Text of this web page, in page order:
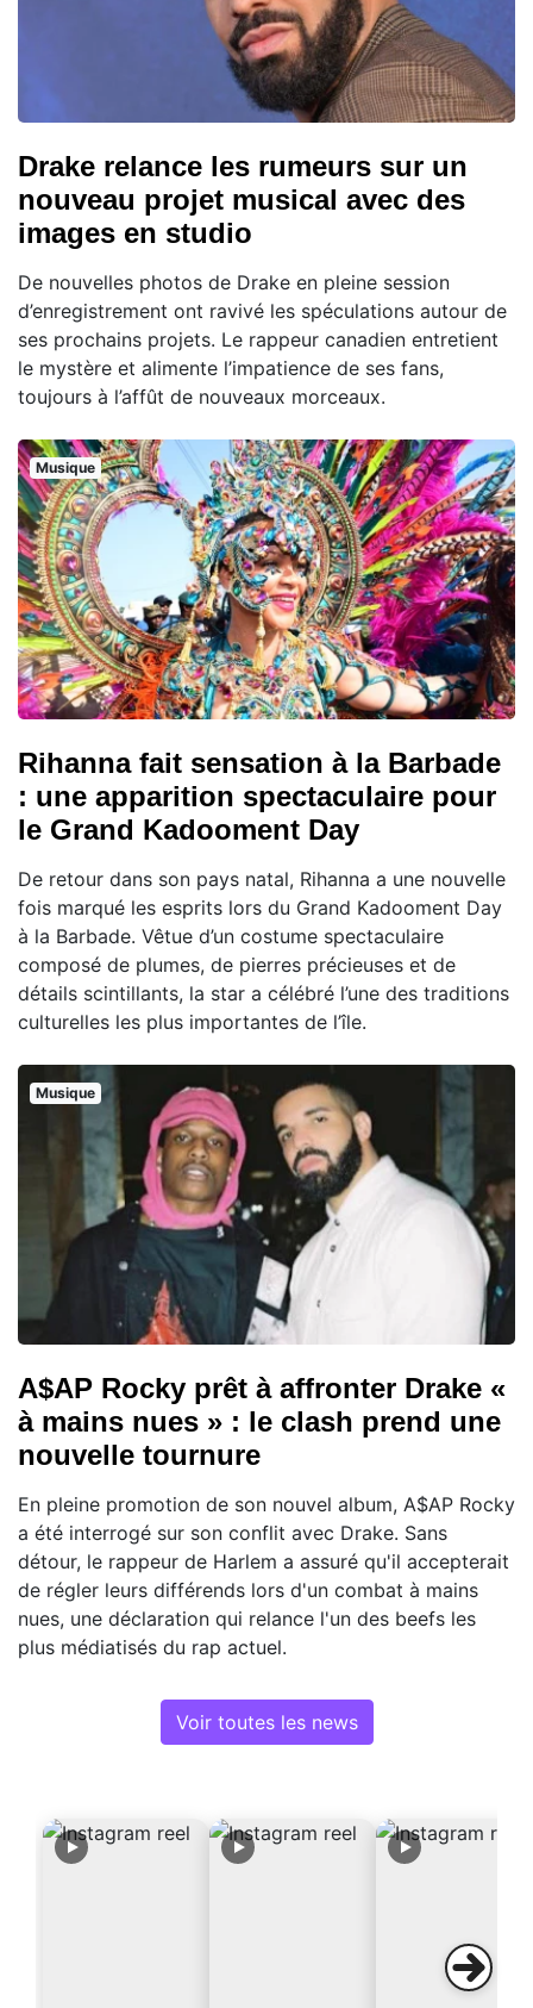
Drake relance les rumeurs sur un
nouveau projet musical avec des
images en studio
De nouvelles photos de Drake en pleine session
d’enregistrement ont ravivé les spéculations autour de
ses prochains projets. Le rappeur canadien entretient
le mystère et alimente l’impatience de ses fans,
toujours à l’affût de nouveaux morceaux.
Musique
Rihanna fait sensation à la Barbade
: une apparition spectaculaire pour
le Grand Kadooment Day
De retour dans son pays natal, Rihanna a une nouvelle
fois marqué les esprits lors du Grand Kadooment Day
à la Barbade. Vêtue d’un costume spectaculaire
composé de plumes, de pierres précieuses et de
détails scintillants, la star a célébré l’une des traditions
culturelles les plus importantes de l’île.
Musique
A$AP Rocky prêt à affronter Drake «
à mains nues » : le clash prend une
nouvelle tournure
En pleine promotion de son nouvel album, A$AP Rocky
a été interrogé sur son conflit avec Drake. Sans
détour, le rappeur de Harlem a assuré qu'il accepterait
de régler leurs différends lors d'un combat à mains
nues, une déclaration qui relance l'un des beefs les
plus médiatisés du rap actuel.
Voir toutes les news